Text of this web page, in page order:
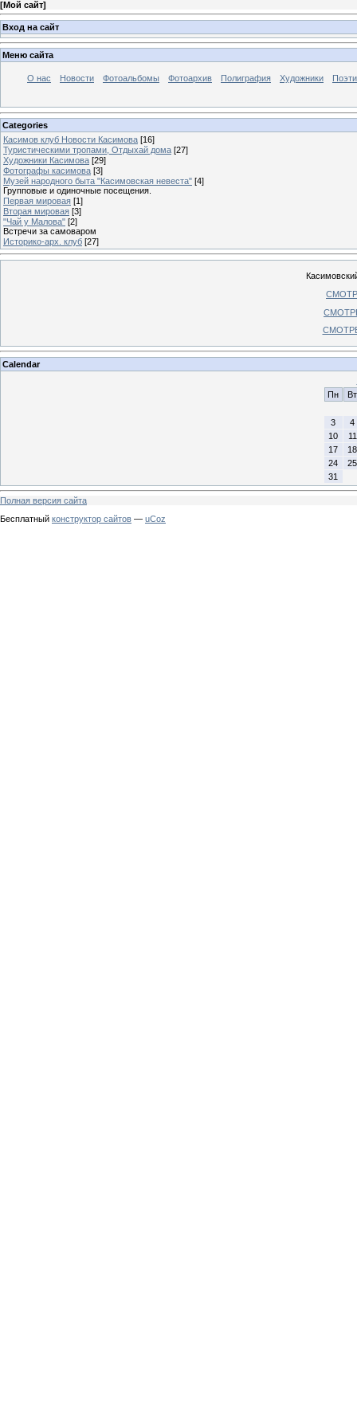
[Мой сайт]
Вход на сайт
Меню сайта
О нас Новости Фотоальбомы Фотоархив Полиграфия Художники
Categories
Касимов клуб Новости Касимова [16]
Туристическими тропами, Отдыхай дома [27]
Художники Касимова [29]
Фотографы касимова [3]
Музей народного быта "Касимовская невеста" [4]
Групповые и одиночные посещения.
Первая мировая [1]
Вторая мировая [3]
"Чай у Малова" [2]
Встречи за самоваром
Историко-арх. клуб [27]
Calendar
Пн
Вт
3
4
10
11
17
18
24
25
31
Полная версия сайта
Бесплатный конструктор сайтов — uCoz